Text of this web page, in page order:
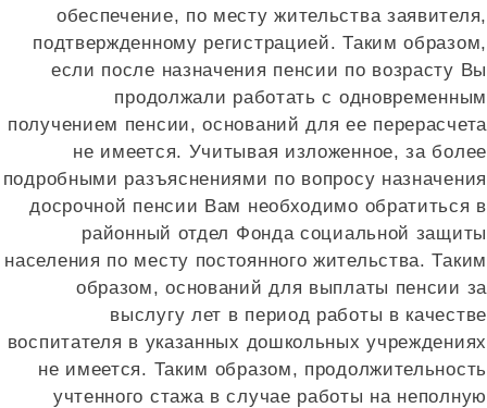
обеспечение, по месту жительства
подтвержденному регистрацией. Таким
если после назначения пенсии по возрасту
продолжали работать с
получением пенсии, оснований для ее
не имеется. Учитывая изложенное, за
подробными разъяснениями по вопросу
досрочной пенсии Вам необходимо обратиться
районный отдел Фонда социальной
населения по месту постоянного жительства.
образом, оснований для выплаты пенсии
выслугу лет в период работы в
воспитателя в указанных дошкольных
не имеется. Таким образом,
учтенного стажа в случае работы на